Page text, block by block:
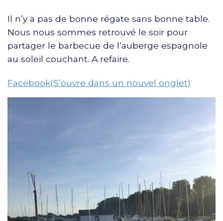
Il n’y a pas de bonne régate sans bonne table.
Nous nous sommes retrouvé le soir pour
partager le barbecue de l’auberge espagnole
au soleil couchant. A refaire.
Facebook(S’ouvre dans un nouvel onglet)